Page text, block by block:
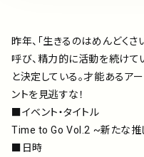
お問い合わせ
昨年、「生きるのはめんどく
呼び、精力的に活動を続けて
と決定している。才能あるア
ントを見逃すな！
■イベント・タイトル
Time to Go Vol.2 ~新たな推
■日時